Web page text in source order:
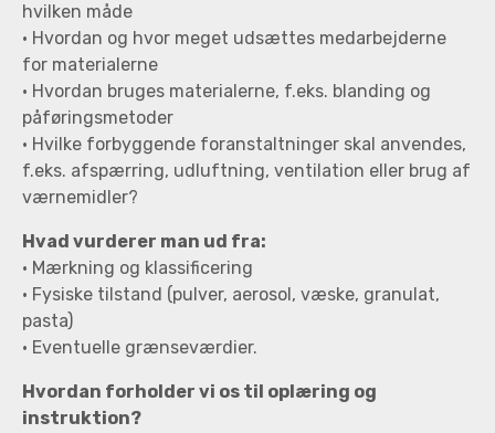
hvilken måde
• Hvordan og hvor meget udsættes medarbejderne
for materialerne
• Hvordan bruges materialerne, f.eks. blanding og
påføringsmetoder
• Hvilke forbyggende foranstaltninger skal anvendes,
f.eks. afspærring, udluftning, ventilation eller brug af
værnemidler?
Hvad vurderer man ud fra:
• Mærkning og klassificering
• Fysiske tilstand (pulver, aerosol, væske, granulat,
pasta)
• Eventuelle grænseværdier.
Hvordan forholder vi os til oplæring og
instruktion?